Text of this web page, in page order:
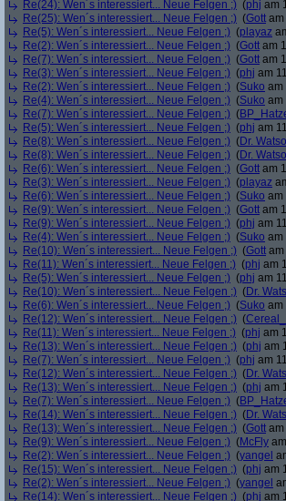
Re(24): Wen´s interessiert... Neue Felgen ;) (phj am
Re(25): Wen´s interessiert... Neue Felgen ;) (Gott am
Re(5): Wen´s interessiert... Neue Felgen ;) (playaz
Re(2): Wen´s interessiert... Neue Felgen ;) (Gott am
Re(7): Wen´s interessiert... Neue Felgen ;) (Gott am
Re(3): Wen´s interessiert... Neue Felgen ;) (phj am
Re(2): Wen´s interessiert... Neue Felgen ;) (Suko am
Re(4): Wen´s interessiert... Neue Felgen ;) (Suko am
Re(7): Wen´s interessiert... Neue Felgen ;) (
Re(5): Wen´s interessiert... Neue Felgen ;) (phj am
Re(8): Wen´s interessiert... Neue Felgen ;) (Dr.
Re(8): Wen´s interessiert... Neue Felgen ;) (Dr.
Re(6): Wen´s interessiert... Neue Felgen ;) (Gott am
Re(3): Wen´s interessiert... Neue Felgen ;) (playaz
Re(6): Wen´s interessiert... Neue Felgen ;) (Suko am
Re(9): Wen´s interessiert... Neue Felgen ;) (Gott am
Re(9): Wen´s interessiert... Neue Felgen ;) (phj am
Re(4): Wen´s interessiert... Neue Felgen ;) (Suko am
Re(10): Wen´s interessiert... Neue Felgen ;) (Gott am
Re(11): Wen´s interessiert... Neue Felgen ;) (phj am
Re(5): Wen´s interessiert... Neue Felgen ;) (phj am
Re(10): Wen´s interessiert... Neue Felgen ;) (Dr.
Re(6): Wen´s interessiert... Neue Felgen ;) (Suko am
Re(12): Wen´s interessiert... Neue Felgen ;) (
Re(11): Wen´s interessiert... Neue Felgen ;) (phj am
Re(13): Wen´s interessiert... Neue Felgen ;) (phj am
Re(7): Wen´s interessiert... Neue Felgen ;) (phj am
Re(12): Wen´s interessiert... Neue Felgen ;) (Dr.
Re(13): Wen´s interessiert... Neue Felgen ;) (phj am
Re(7): Wen´s interessiert... Neue Felgen ;) (
Re(14): Wen´s interessiert... Neue Felgen ;) (Dr.
Re(13): Wen´s interessiert... Neue Felgen ;) (Gott am
Re(9): Wen´s interessiert... Neue Felgen ;) (McFly
Re(2): Wen´s interessiert... Neue Felgen ;) (yangel
Re(15): Wen´s interessiert... Neue Felgen ;) (phj am
Re(2): Wen´s interessiert... Neue Felgen ;) (yangel
Re(14): Wen´s interessiert... Neue Felgen ;) (phj am